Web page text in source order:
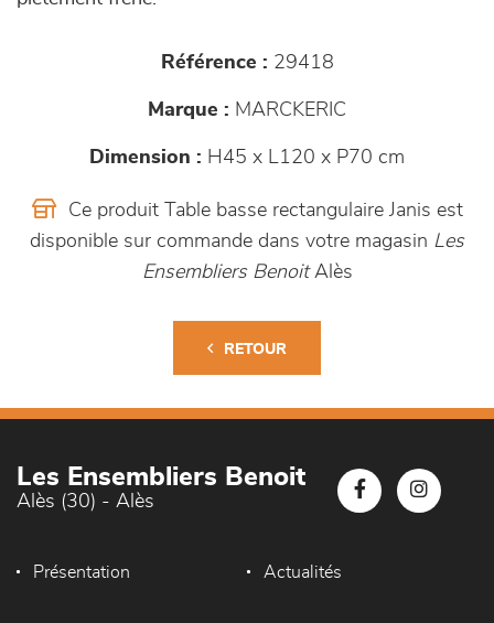
Référence : 29418
Marque : MARCKERIC
Dimension : H45 x L120 x P70 cm
Ce produit Table basse rectangulaire Janis est
disponible sur commande dans votre magasin Les
Ensembliers BenoitAlès
RETOUR
Les Ensembliers Benoit
Alès (30) - Alès
Présentation Actualités